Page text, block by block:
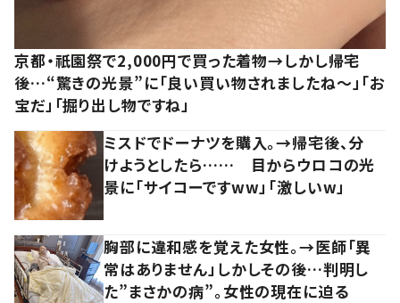
京都・祇園祭で2,000円で買った着物→しかし帰宅
後…“驚きの光景”に「良い買い物されましたね～」「お
宝だ」「掘り出し物ですね」
ミスドでドーナツを購入。→帰宅後、分
けようとしたら…… 目からウロコの光
景に「サイコーですww」「激しいw」
胸部に違和感を覚えた女性。→医師「異
常はありません」しかしその後…判明し
た”まさかの病”。女性の現在に迫る